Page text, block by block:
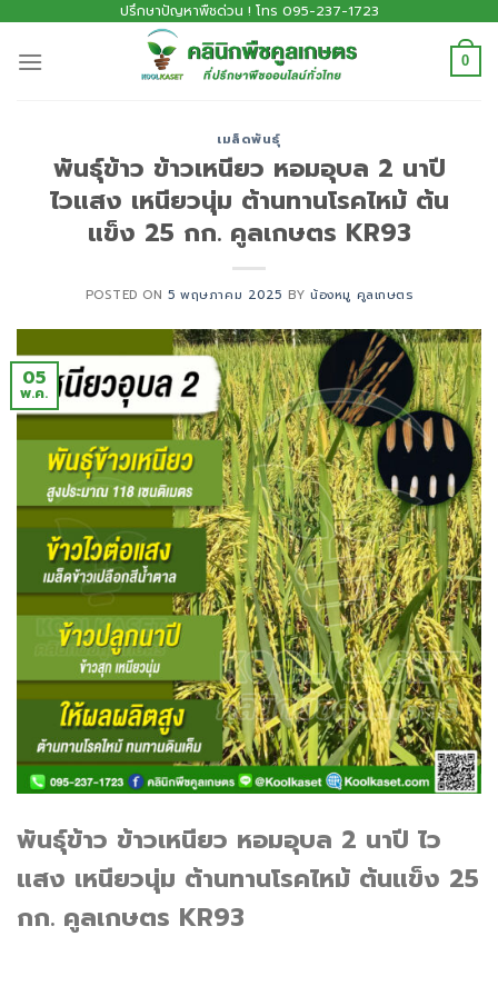
ปรึกษาปัญหาพืชด่วน ! โทร 095-237-1723
0
เมล็ดพันธุ์
พันธุ์​ข้าว ข้าวเหนียว หอมอุบล 2 นาปี
ไวแสง เหนียวนุ่ม ต้านทานโรคไหม้ ต้น
แข็ง 25 กก. คูลเกษตร KR93
POSTED ON5 พฤษภาคม 2025 BYน้องหมู คูลเกษตร
05
พ.ค.
พันธุ์​ข้าว ข้าวเหนียว หอมอุบล 2 นาปี ไว
แสง เหนียวนุ่ม ต้านทานโรคไหม้ ต้นแข็ง 25
กก. คูลเกษตร KR93